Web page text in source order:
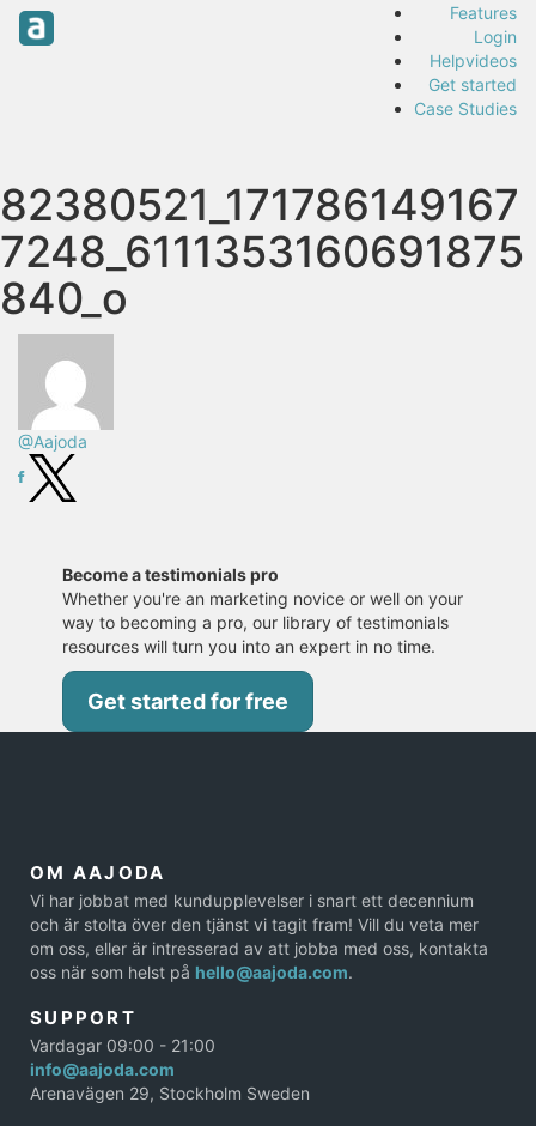
Features
Login
Helpvideos
Get started
Case Studies
82380521_171786149167
7248_6111353160691875
840_o
@Aajoda
Become a testimonials pro
Whether you're an marketing novice or well on your
way to becoming a pro, our library of testimonials
resources will turn you into an expert in no time.
Get started for free
OM AAJODA
Vi har jobbat med kundupplevelser i snart ett decennium
och är stolta över den tjänst vi tagit fram! Vill du veta mer
om oss, eller är intresserad av att jobba med oss, kontakta
oss när som helst på hello@aajoda.com.
SUPPORT
Vardagar 09:00 - 21:00
info@aajoda.com
Arenavägen 29, Stockholm Sweden